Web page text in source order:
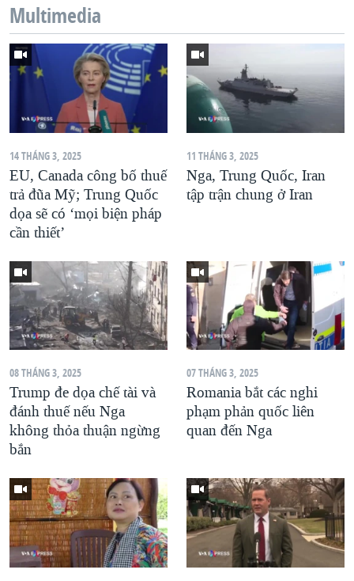
Multimedia
14 THÁNG 3, 2025
EU, Canada công bố thuế
trả đũa Mỹ; Trung Quốc
dọa sẽ có ‘mọi biện pháp
cần thiết’
11 THÁNG 3, 2025
Nga, Trung Quốc, Iran
tập trận chung ở Iran
08 THÁNG 3, 2025
Trump đe dọa chế tài và
đánh thuế nếu Nga
không thỏa thuận ngừng
bắn
07 THÁNG 3, 2025
Romania bắt các nghi
phạm phản quốc liên
quan đến Nga